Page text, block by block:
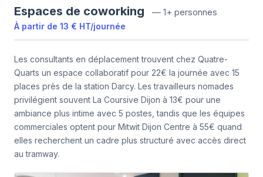
Espaces de coworking — 1+ personnes
À partir de 13 € HT/journée
Les consultants en déplacement trouvent chez Quatre-
Quarts un espace collaboratif pour 22€ la journée avec 15
places près de la station Darcy. Les travailleurs nomades
privilégient souvent La Coursive Dijon à 13€ pour une
ambiance plus intime avec 5 postes, tandis que les équipes
commerciales optent pour Mitwit Dijon Centre à 55€ quand
elles recherchent un cadre plus structuré avec accès direct
au tramway.